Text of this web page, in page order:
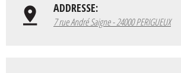
ADDRESSE:
7 rue André Saigne - 24000 PERIGUEUX